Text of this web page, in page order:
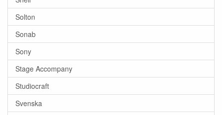
Solton
Sonab
Sony
Stage Accompany
Studiocraft
Svenska